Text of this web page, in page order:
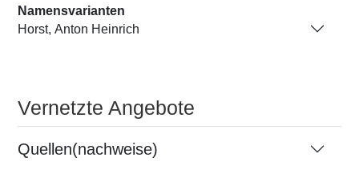
Namensvarianten
Horst, Anton Heinrich
Vernetzte Angebote
Quellen(nachweise)